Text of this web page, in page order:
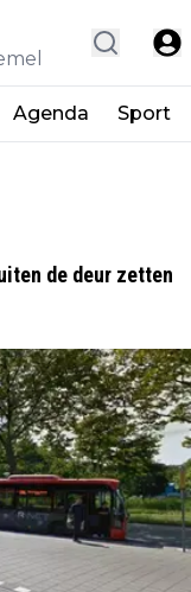
Agenda Sport
de deur zetten